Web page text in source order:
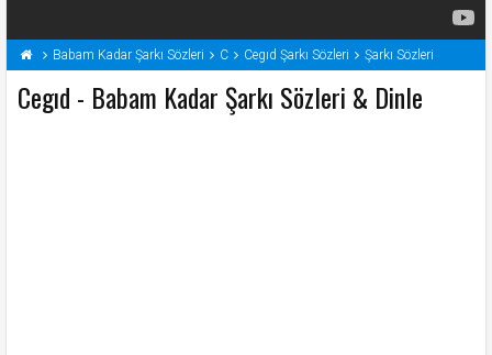
Babam Kadar Şarkı Sözleri C Cegıd Şarkı Sözleri Şarkı Sözleri
Cegıd - Babam Kadar Şarkı Sözleri & Dinle